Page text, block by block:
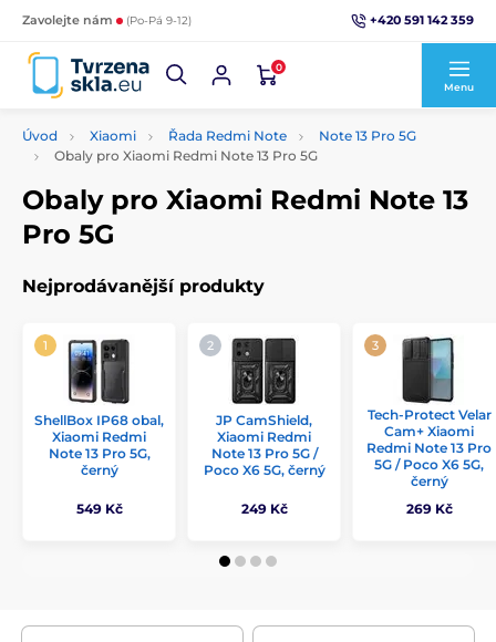
Zavolejte nám (Po-Pá 9-12) +420 591 142 359
0
Menu
Úvod Xiaomi Řada Redmi Note
Note 13 Pro 5G
Obaly pro Xiaomi Redmi Note 13 Pro 5G
Obaly pro Xiaomi Redmi Note 13
Pro 5G
Nejprodávanější produkty
ShellBox IP68 obal,
Xiaomi Redmi
Note 13 Pro 5G,
černý
549 Kč
JP CamShield,
Xiaomi Redmi
Note 13 Pro 5G /
Poco X6 5G, černý
249 Kč
Tech-Protect Velar
Cam+ Xiaomi
Redmi Note 13 Pro
5G / Poco X6 5G,
černý
269 Kč